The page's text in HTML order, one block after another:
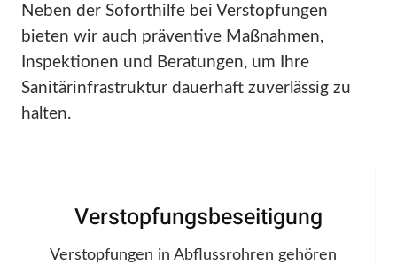
Neben der Soforthilfe bei Verstopfungen
bieten wir auch präventive Maßnahmen,
Inspektionen und Beratungen, um Ihre
Sanitärinfrastruktur dauerhaft zuverlässig zu
halten.
Verstopfungsbeseitigung
Verstopfungen in Abflussrohren gehören